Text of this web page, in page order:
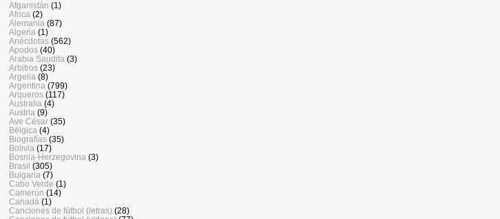
Afganistán (1)
Africa (2)
Alemania (87)
Algeria (1)
Anécdotas (562)
Apodos (40)
Arabia Saudita (3)
Arbitros (23)
Argelia (8)
Argentina (799)
Arqueros (117)
Australia (4)
Austria (9)
Ave César (35)
Bélgica (4)
Biografías (35)
Bolivia (17)
Bosnia-Herzegovina (3)
Brasil (305)
Bulgaria (7)
Cabo Verde (1)
Camerún (14)
Canadá (1)
Canciones de fútbol (letras) (28)